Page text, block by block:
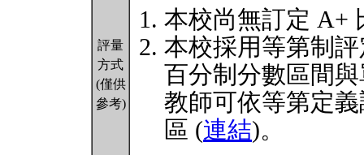
評量
方式
(僅供
參考)
本校尚無訂定 A+
本校採用等第制
百分制分數區間
教師可依等第定
區 (連結)。